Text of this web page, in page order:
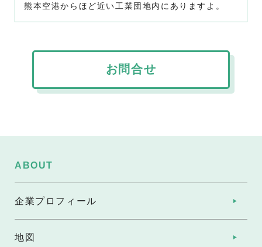
熊本空港からほど近い工業団地内にありますよ。
お問合せ
ABOUT
企業プロフィール
地図